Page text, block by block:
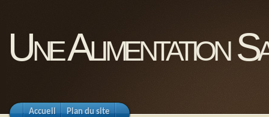
Une Alimentation
Accueil Plan du site